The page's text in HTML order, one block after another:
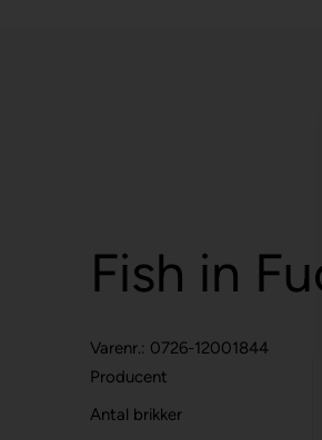
Fish in
Varenr.: 0726-12001844
Producent
Antal brikker